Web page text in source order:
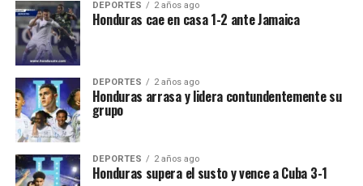
DEPORTES 2 años ago
Honduras cae en casa 1-2 ante Jamaica
DEPORTES 2 años ago
Honduras arrasa y lidera contundentemente su
grupo
DEPORTES 2 años ago
Honduras supera el susto y vence a Cuba 3-1